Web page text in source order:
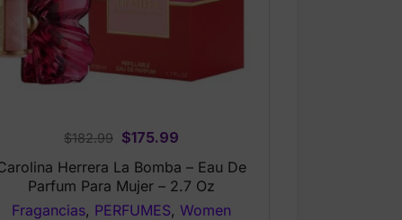
$182.99 Original
price
was:
$182.99.
$175.99
price
is:
$175.99.
Herrera La Bomba – Eau De
Parfum Para Mujer – 2.7 Oz
Fragancias, PERFUMES, Women